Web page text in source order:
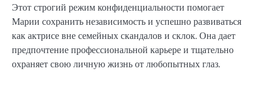
Этот строгий режим конфиденциальности помогает
Марии сохранить независимость и успешно развиваться
как актрисе вне семейных скандалов и склок. Она дает
предпочтение профессиональной карьере и тщательно
охраняет свою личную жизнь от любопытных глаз.